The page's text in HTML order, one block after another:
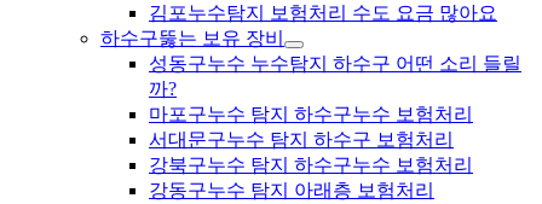
김포누수탐지 보험처리 수도 요금 많아요
하수구뚫는 보유 장비
성동구누수 누수탐지 하수구 어떤 소리 들릴
까?
마포구누수 탐지 하수구누수 보험처리
서대문구누수 탐지 하수구 보험처리
강북구누수 탐지 하수구누수 보험처리
강동구누수 탐지 아래층 보험처리